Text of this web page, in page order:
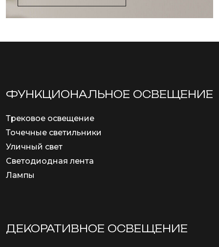
ФУНКЦИОНА­ЛЬНОЕ ОСВЕЩЕНИЕ
Трековое освещение
Точечные светильники
Уличный свет
Светодиодная лента
Лампы
ДЕКОРАТИВНОЕ ОСВЕЩЕНИЕ